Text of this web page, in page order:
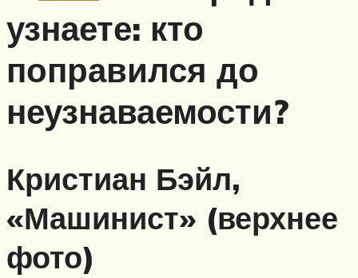
узнаете: кто
поправился до
неузнаваемости?
Кристиан Бэйл,
«Машинист» (верхнее
фото)